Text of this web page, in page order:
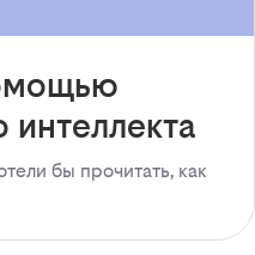
интеллекта
бы прочитать, как